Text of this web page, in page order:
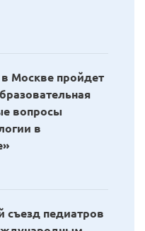
в Москве пройдет
вопросы
в
съезд педиатров